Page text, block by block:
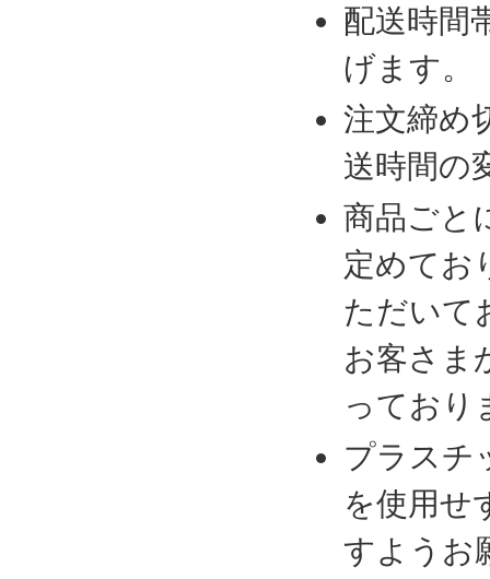
配送時間
げます。
注文締め
送時間の
商品ごと
定めてお
ただいて
お客さま
っており
プラスチ
を使用せ
すようお